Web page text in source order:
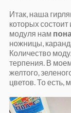
Итак, наша
которых
модуля нам
ножницы,
Количество
терпения. В
желтого,
цветов. То есть,